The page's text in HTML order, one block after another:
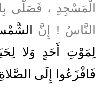
الْمَسْجِدِ ، فَصَلَّى
النَّاسُ ! إِنَّ
لِمَوْتِ أَحَدٍ وَلا
فَافْزَعُوا إِلَى